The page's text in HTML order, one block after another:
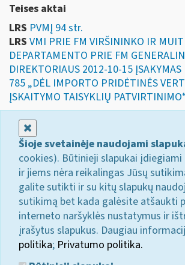
Teises aktai
LRS PVMĮ 94 str.
LRS VMI PRIE FM VIRŠININKO IR
DEPARTAMENTO PRIE FM
DIREKTORIAUS 2012-10-15
785 „DĖL IMPORTO PRIDĖTINĖS
ĮSKAITYMO TAISYKLIŲ
Šioje svetainėje naudojami
cookies). Būtinieji slapukai
ir jiems nėra reikalingas Jūsų
galite sutikti ir su kitų slapukų
sutikimą bet kada galėsite atšaukti
interneto naršyklės nustatymus ir
įrašytus slapukus. Daugiau
politika; Privatumo politika.